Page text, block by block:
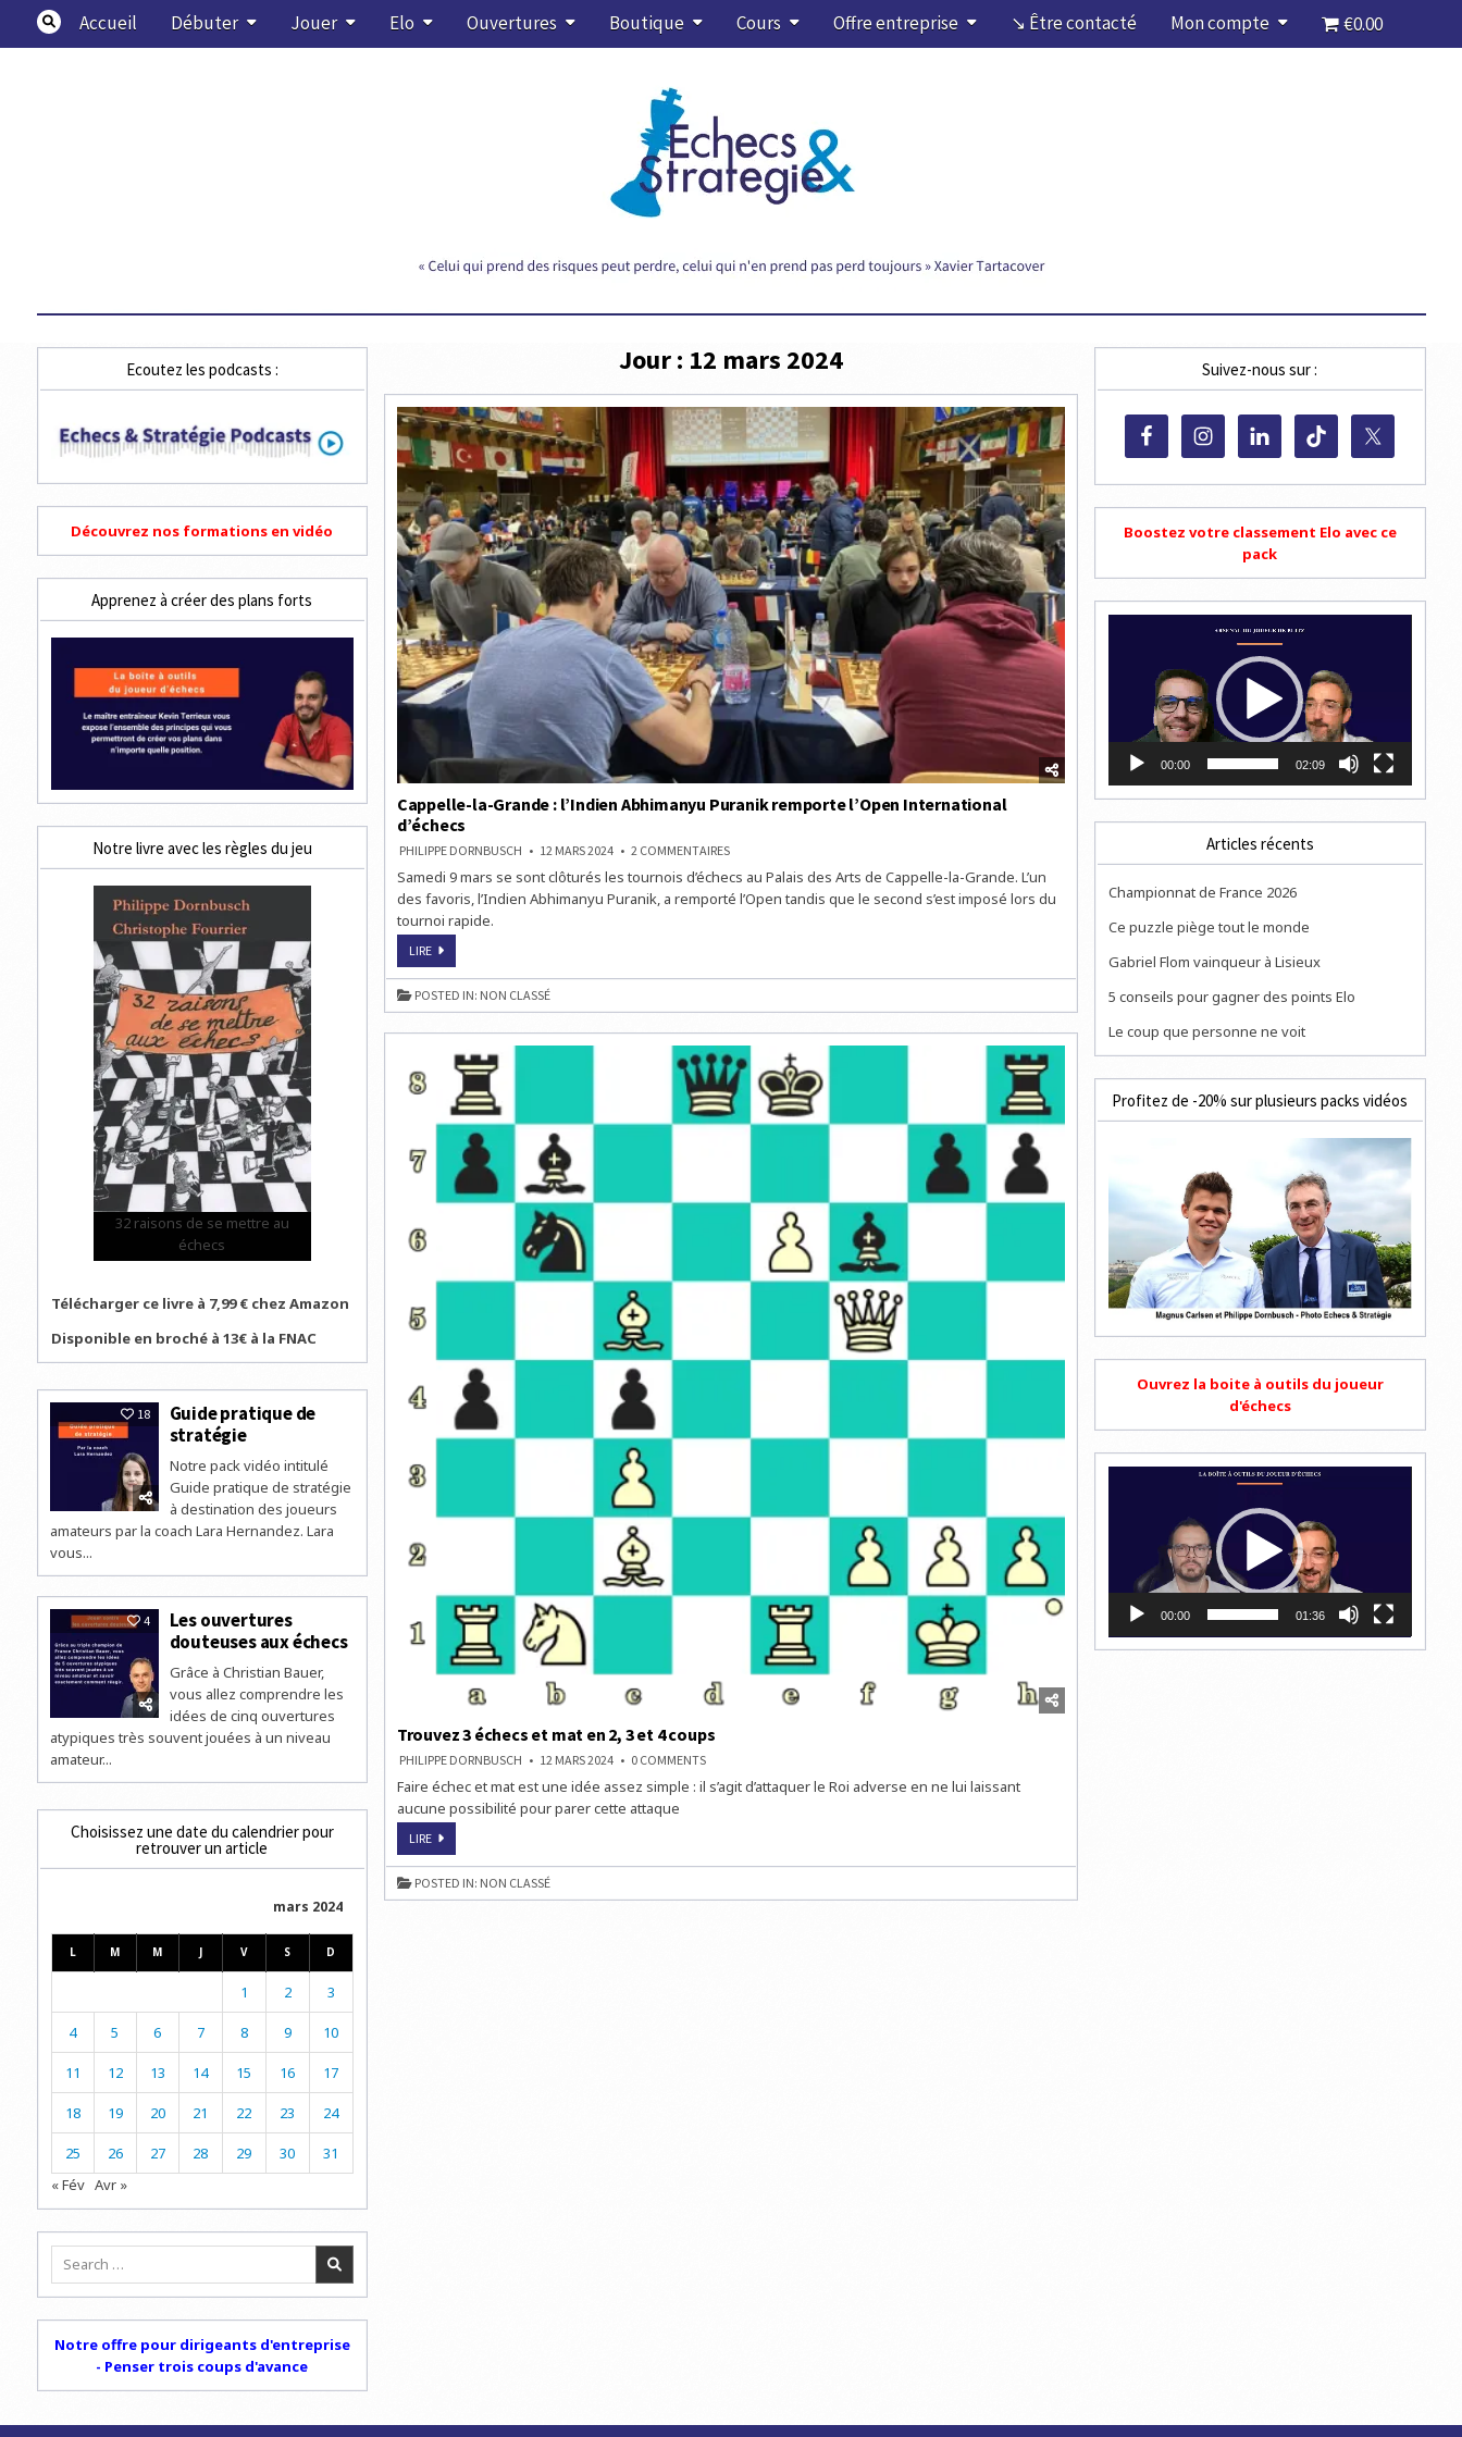
content
Accueil Débuter Jouer Elo Ouvertures Boutique Cours Offre entreprise ↘ Être contacté Mon compte €0.00
Jour : 12 mars 2024
Cappelle-la-Grande : l’Indien Abhimanyu Puranik remporte l’Open International
d’échecs
PHILIPPE DORNBUSCH 12 MARS 2024 2 COMMENTAIRESSUR
LA-
GRANDE
:
INTERNATIONAL
Samedi 9 mars se sont clôturés les tournois d’échecs au Palais des Arts de Cappelle-la-Grande. L’un
des favoris, l’Indien Abhimanyu Puranik, a remporté l’Open tandis que le second s’est imposé lors du
tournoi rapide.
LIRECAPPELLE-
GRANDE
:
L’INDIEN
ABHIMANYU
L’OPEN
INTERNATIONAL
D’ÉCHECS
POSTED IN: NON CLASSÉ
Trouvez 3 échecs et mat en 2, 3 et 4 coups
PHILIPPE DORNBUSCH 12 MARS 2024 0 COMMENTSON
3
ÉCHECS
3
COUPS
Faire échec et mat est une idée assez simple : il s’agit d’attaquer le Roi adverse en ne lui laissant
aucune possibilité pour parer cette attaque
LIRETROUVEZ
ÉCHECS
ET
MAT
EN
POSTED IN: NON CLASSÉ
Ecoutez les podcasts :
Découvrez nos formations en vidéo
Apprenez à créer des plans forts
Notre livre avec les règles du jeu
32 raisons de se mettre au
échecs
Télécharger ce livre à 7,99 € chez Amazon
Disponible en broché à 13€ à la FNAC
18
Guide pratique de
stratégie
Notre pack vidéo intitulé
Guide pratique de stratégie
à destination des joueurs
amateurs par la coach Lara Hernandez. Lara
vous...
4
Les ouvertures
douteuses aux échecs
Grâce à Christian Bauer,
vous allez comprendre les
idées de cinq ouvertures
atypiques très souvent jouées à un niveau
amateur...
Choisissez une date du calendrier pour
retrouver un article
mars 2024
L M M J V S D
1 2 3
4 5 6 7 8 9 10
11 12 13 14 15 16 17
18 19 20 21 22 23 24
25 26 27 28 29 30
31
« Fév Avr »
Search
Notre offre pour dirigeants d'entreprise
- Penser trois coups d'avance
Suivez-nous sur :
Boostez votre classement Elo avec ce
pack
00:00 02:09
Articles récents
Championnat de France 2026
Ce puzzle piège tout le monde
Gabriel Flom vainqueur à Lisieux
5 conseils pour gagner des points Elo
Le coup que personne ne voit
Profitez de -20% sur plusieurs packs vidéos
Ouvrez la boite à outils du joueur
d'échecs
00:00 01:36